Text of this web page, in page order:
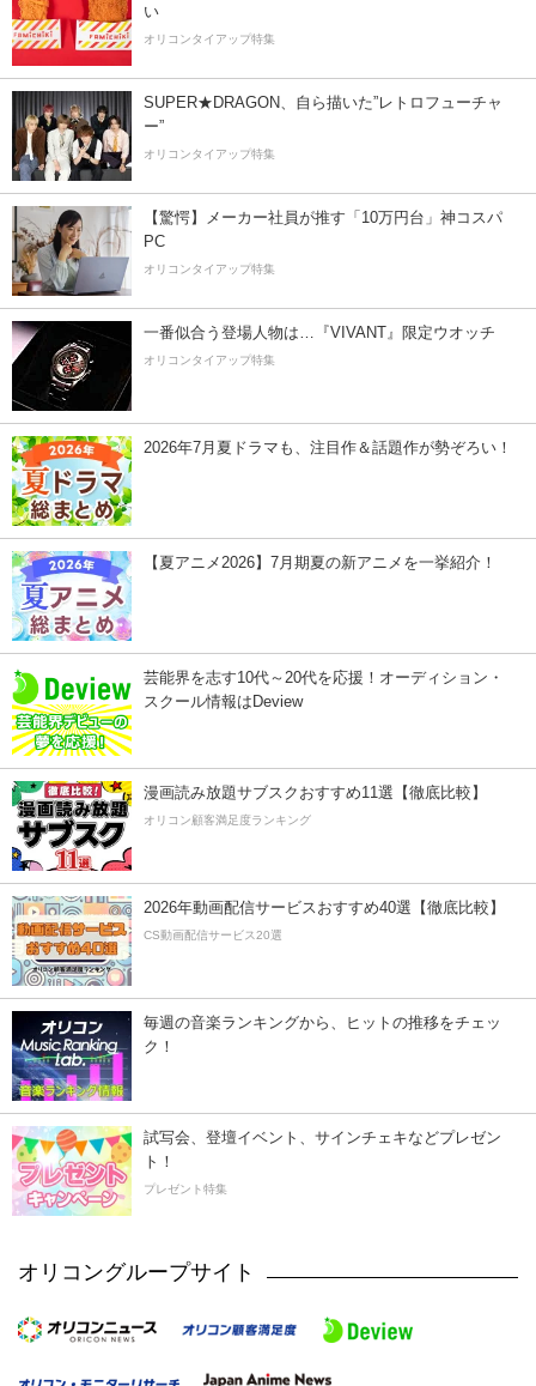
い
オリコンタイアップ特集
SUPER★DRAGON、自ら描いた”レトロフューチャ
ー”
オリコンタイアップ特集
【驚愕】メーカー社員が推す「10万円台」神コスパ
PC
オリコンタイアップ特集
一番似合う登場人物は…『VIVANT』限定ウオッチ
オリコンタイアップ特集
2026年7月夏ドラマも、注目作＆話題作が勢ぞろい！
【夏アニメ2026】7月期夏の新アニメを一挙紹介！
芸能界を志す10代～20代を応援！オーディション・
スクール情報はDeview
漫画読み放題サブスクおすすめ11選【徹底比較】
オリコン顧客満足度ランキング
2026年動画配信サービスおすすめ40選【徹底比較】
CS動画配信サービス20選
毎週の音楽ランキングから、ヒットの推移をチェッ
ク！
試写会、登壇イベント、サインチェキなどプレゼン
ト！
プレゼント特集
オリコングループサイト